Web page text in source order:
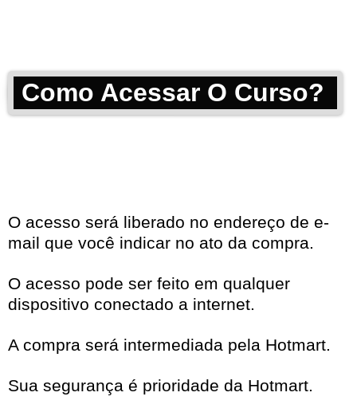
Como Acessar O Curso?
O acesso será liberado no endereço de e-
mail que você indicar no ato da compra.
O acesso pode ser feito em qualquer
dispositivo conectado a internet.
A compra será intermediada pela Hotmart.
Sua segurança é prioridade da Hotmart.